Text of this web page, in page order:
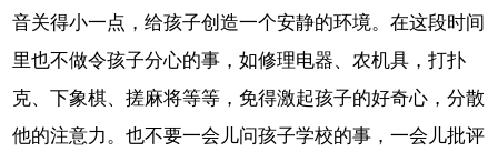
音关得小一点，给孩子创造一个安静的环境。在这段时间
里也不做令孩子分心的事，如修理电器、农机具，打扑
克、下象棋、搓麻将等等，免得激起孩子的好奇心，分散
他的注意力。也不要一会儿问孩子学校的事，一会儿批评